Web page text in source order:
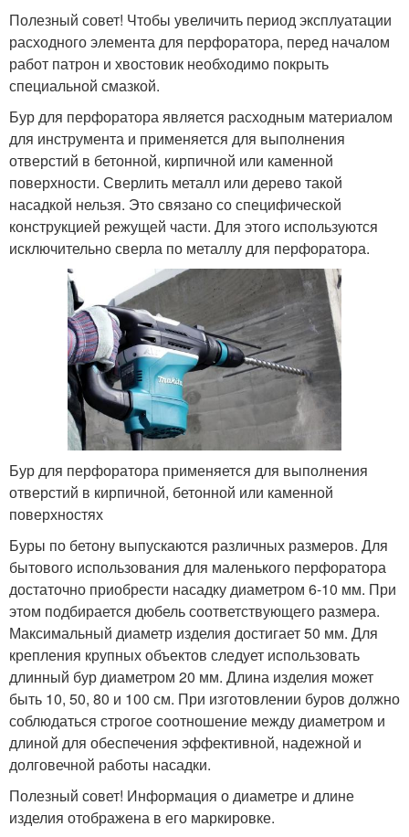
Полезный совет! Чтобы увеличить период эксплуатации
расходного элемента для перфоратора, перед началом
работ патрон и хвостовик необходимо покрыть
специальной смазкой.
Бур для перфоратора является расходным материалом
для инструмента и применяется для выполнения
отверстий в бетонной, кирпичной или каменной
поверхности. Сверлить металл или дерево такой
насадкой нельзя. Это связано со специфической
конструкцией режущей части. Для этого используются
исключительно сверла по металлу для перфоратора.
Бур для перфоратора применяется для выполнения
отверстий в кирпичной, бетонной или каменной
поверхностях
Буры по бетону выпускаются различных размеров. Для
бытового использования для маленького перфоратора
достаточно приобрести насадку диаметром 6-10 мм. При
этом подбирается дюбель соответствующего размера.
Максимальный диаметр изделия достигает 50 мм. Для
крепления крупных объектов следует использовать
длинный бур диаметром 20 мм. Длина изделия может
быть 10, 50, 80 и 100 см. При изготовлении буров должно
соблюдаться строгое соотношение между диаметром и
длиной для обеспечения эффективной, надежной и
долговечной работы насадки.
Полезный совет! Информация о диаметре и длине
изделия отображена в его маркировке.